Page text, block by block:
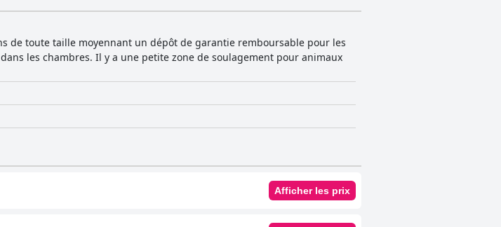
de toute taille moyennant un dépôt de garantie remboursable pour les
les chambres. Il y a une petite zone de soulagement pour animaux
Afficher les prix